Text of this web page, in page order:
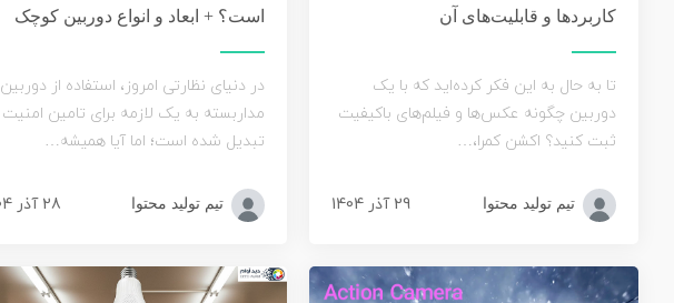
کاربردها و قابلیت‌های آن
تا به حال به این فکر کرده‌اید که با یک
دوربین چگونه عکس‌ها و فیلم‌های باکیفیت
ثبت کنید؟ اکشن کمرا،…
تیم تولید محتوا 29 آذر 1404
است؟ + ابعاد و انواع دوربین کوچک
در دنیای نظارتی امروز، استفاده از دوربین
مداربسته به یک لازمه برای تامین امنیت
تبدیل شده است؛ اما آیا همیشه…
تیم تولید محتوا 28 آذر 1404